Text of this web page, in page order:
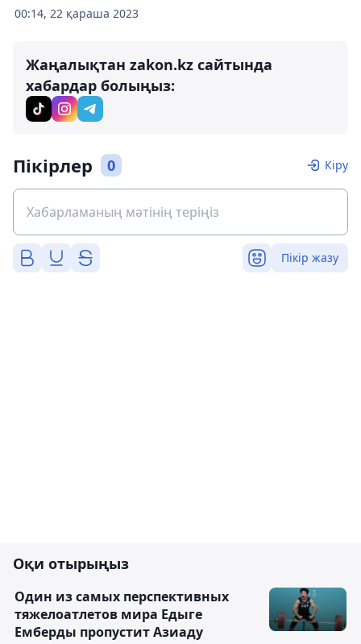
00:14, 22 қараша 2023
Жаңалықтан zakon.kz сайтында
хабардар болыңыз:
Пікірлер 0 Кіру
Пікір жазу
Оқи отырыңыз
Один из самых перспективных
тяжелоатлетов мира Едыге
Емберды пропустит Азиаду